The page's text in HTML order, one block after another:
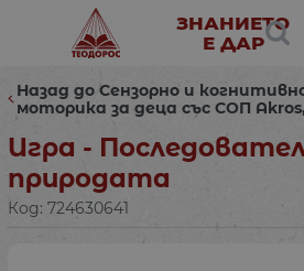
ЗНАНИЕТО
Е ДАР
Назад до Сензорно и
моторика за деца със СОП
Игра -
природата
Код: 724630641